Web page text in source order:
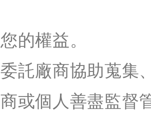
的權益。
託廠商協助蒐集
或個人善盡監督